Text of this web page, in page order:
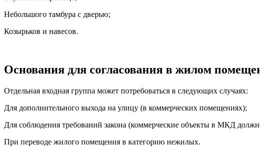
Небольшого тамбура с дверью;
Козырьков и навесов.
Основания для согласования в жилом
Отдельная входная группа может потребоваться в следующих случаях:
Для дополнительного выхода на улицу (в коммерческих помещениях);
Для соблюдения требований закона (коммерческие объекты в МКД
При переводе жилого помещения в категорию нежилых.